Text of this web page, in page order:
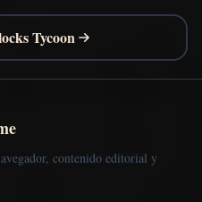
Tycoon
contenido editorial y